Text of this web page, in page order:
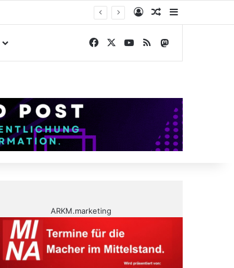
AnmeldenZufälliger
Facebook YouTube
RSS
ARKM.marketing